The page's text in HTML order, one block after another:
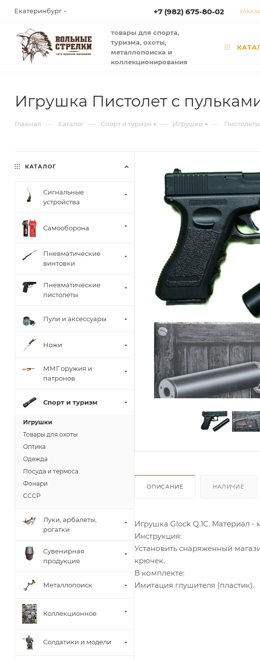
Екатеринбург +7 (982) 675-80-02
товары для спорта,
туризма, охоты,
металлопоиска и
коллекционирования
Игрушка Пистолет с
Главная — Каталог — Спорт и туризм — Игрушки —
ОПИСАНИЕ НАЛИЧИЕ
Игрушка Glock Q.1C. Материал
Инструкция:
Установить снаряженный
крючек.
В комплекте:
Имитация глушителя (пластик).
КАТАЛОГ
Сигнальные
устройства
Самооборона
Пневматические
винтовки
Пневматические
пистолеты
Пули и аксессуары
Ножи
ММГ оружия и
патронов
Спорт и туризм
Игрушки
Товары для охоты
Оптика
Одежда
Посуда и термоса
Фонари
СССР
Луки, арбалеты,
рогатки
Сувенирная
продукция
Металлопоиск
Коллекционное
Солдатики и модели